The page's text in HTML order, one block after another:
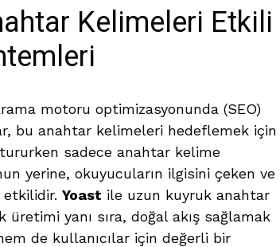
Kelimeleri Etkili
motoru optimizasyonunda (SEO)
bu anahtar kelimeleri hedeflemek için
sadece anahtar kelime
yerine, okuyucuların ilgisini çeken ve
Yoast ile uzun kuyruk anahtar
yanı sıra, doğal akış sağlamak
de kullanıcılar için değerli bir